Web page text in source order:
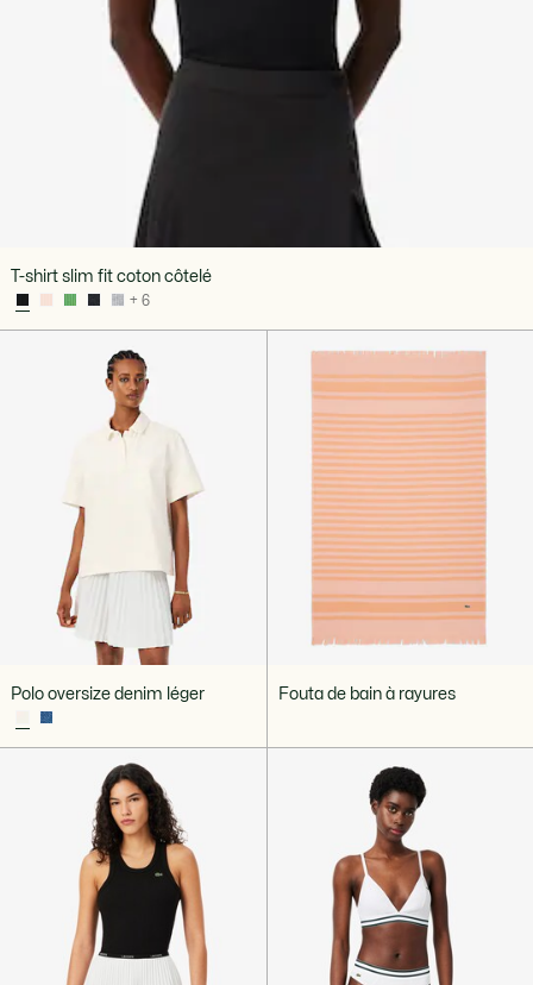
T-shirt slim fit coton côtelé
+ 6
Polo oversize denim léger Fouta de bain à rayures